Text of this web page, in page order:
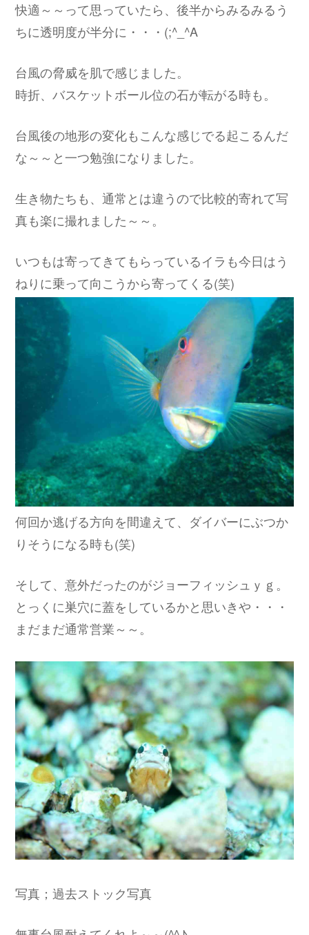
快適～～って思っていたら、後半からみるみるう
ちに透明度が半分に・・・(;^_^A
台風の脅威を肌で感じました。
時折、バスケットボール位の石が転がる時も。
台風後の地形の変化もこんな感じでる起こるんだ
な～～と一つ勉強になりました。
生き物たちも、通常とは違うので比較的寄れて写
真も楽に撮れました～～。
いつもは寄ってきてもらっているイラも今日はう
ねりに乗って向こうから寄ってくる(笑)
何回か逃げる方向を間違えて、ダイバーにぶつか
りそうになる時も(笑)
そして、意外だったのがジョーフィッシュｙｇ。
とっくに巣穴に蓋をしているかと思いきや・・・
まだまだ通常営業～～。
写真；過去ストック写真